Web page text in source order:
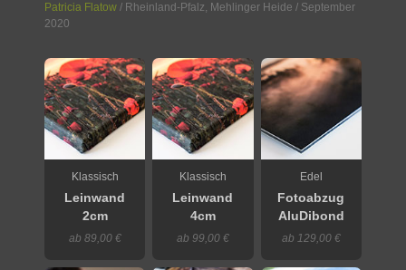
Patricia Flatow / Rheinland-Pfalz, Mehlinger Heide / September
2020
Klassisch
Leinwand
2cm
ab 89,00 €
Klassisch
Leinwand
4cm
ab 99,00 €
Edel
Fotoabzug
AluDibond
ab 129,00 €